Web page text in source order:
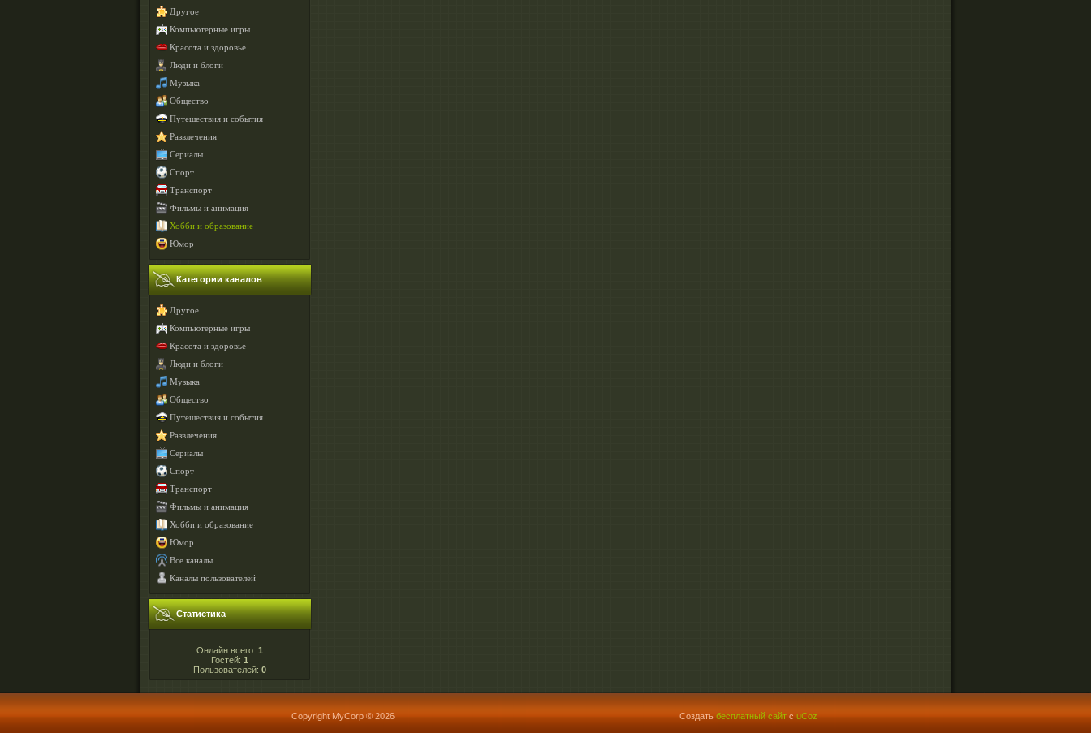
Другое
Компьютерные игры
Красота и здоровье
Люди и блоги
Музыка
Общество
Путешествия и события
Развлечения
Сериалы
Спорт
Транспорт
Фильмы и анимация
Хобби и образование
Юмор
Категории каналов
Другое
Компьютерные игры
Красота и здоровье
Люди и блоги
Музыка
Общество
Путешествия и события
Развлечения
Сериалы
Спорт
Транспорт
Фильмы и анимация
Хобби и образование
Юмор
Все каналы
Каналы пользователей
Статистика
Онлайн всего: 1
Гостей: 1
Пользователей: 0
Copyright MyCorp © 2026 Создать бесплатный сайт с uCoz